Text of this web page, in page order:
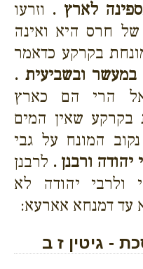
לארץ . וזרעו
חרס היא ואינה
בקרקע כדאמר
במעשר ובשביעית .
הרי הם כארץ
בקרקע שאין המים
המונח על גבי
ורבנן . לרבנן
ולרבי יהודה לא
עד דמנחא אארעא:
- גיטין ז ב